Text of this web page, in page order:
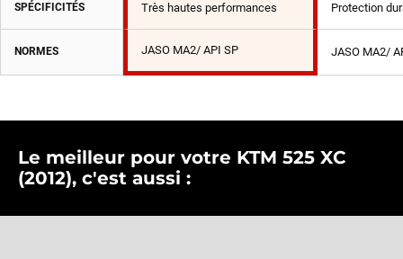
SPÉCIFICITÉS Très hautes performances Protection
NORMES JASO MA2/ API SP JASO MA2/
Le meilleur pour votre KTM 525 XC
(2012), c'est aussi :